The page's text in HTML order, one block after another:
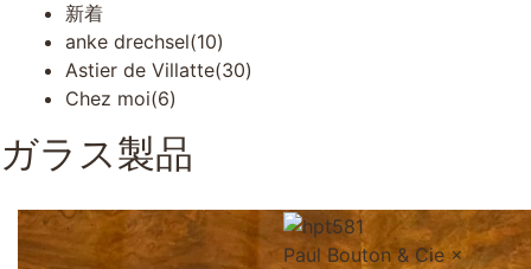
新着
anke drechsel(10)
Astier de Villatte(30)
Chez moi(6)
ガラス製品
Paul Bouton & Cie ×